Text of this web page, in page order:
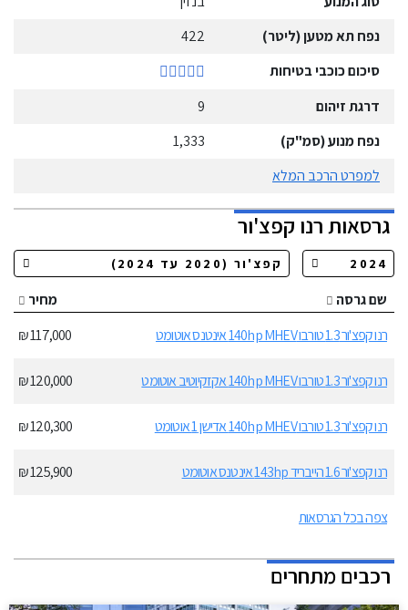
נפח תא מטען (ליטר)
422
סיכום כוכבי בטיחות
דרגת זיהום
9
נפח מנוע (סמ"ק)
1,333
למפרט הרכב המלא
גרסאותרנו קפצ'ור
שם גרסה
מחיר
רנו קפצ'ור 1.3 טורבו 140hp MHEV אינטנס אוטומט
117,000 ₪
רנו קפצ'ור 1.3 טורבו 140hp MHEV אקזקיוטיב אוטומט 120,000 ₪
רנו קפצ'ור 1.3 טורבו 140hp MHEV אדישן 1 אוטומט 120,300 ₪
רנו קפצ'ור 1.6 הייבריד 143hp אינטנס אוטומט 125,900 ₪
צפה בכל הגרסאות
רכבים מתחרים